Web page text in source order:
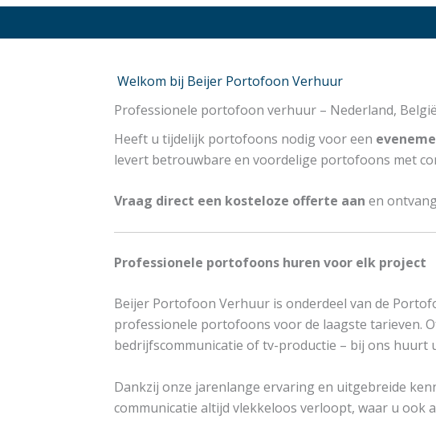
Welkom bij Beijer Portofoon Verhuur
Professionele portofoon verhuur – Nederland,
Heeft u tijdelijk portofoons nodig voor een
levert betrouwbare en voordelige portofoons met
Vraag direct een kosteloze offerte aan en
Professionele portofoons huren voor elk project
Beijer Portofoon Verhuur is onderdeel van de
professionele portofoons voor de laagste tarieven.
bedrijfscommunicatie of tv-productie – bij ons huurt
Dankzij onze jarenlange ervaring en uitgebreide
communicatie altijd vlekkeloos verloopt, waar u ook